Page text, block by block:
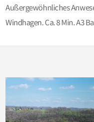
Außergewöhnliches
Windhagen. Ca. 8 Min. A3